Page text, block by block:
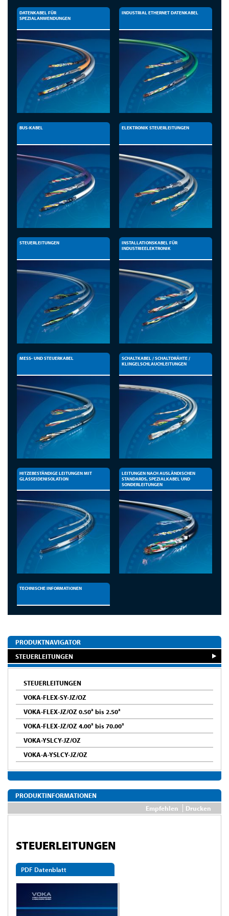
DATENKABEL FÜR
SPEZIALANWENDUNGEN
INDUSTRIAL ETHERNET DATENKABEL
BUS-KABEL ELEKTRONIK STEUERLEITUNGEN
STEUERLEITUNGEN
INSTALLATIONSKABEL FÜR
INDUSTRIEELEKTRONIK
MESS- UND STEUERKABEL
SCHALTKABEL / SCHALTDRÄHTE /
KLINGELSCHLAUCHLEITUNGEN
HITZEBESTÄNDIGE LEITUNGEN MIT
GLASSEIDENISOLATION
LEITUNGEN NACH AUSLÄNDISCHEN
STANDARDS, SPEZIALKABEL UND
SONDERLEITUNGEN
TECHNISCHE INFORMATIONEN
PRODUKTNAVIGATOR
STEUERLEITUNGEN
STEUERLEITUNGEN
VOKA-FLEX-SY-JZ/OZ
VOKA-FLEX-JZ/OZ 0.50² bis 2.50²
VOKA-FLEX-JZ/OZ 4.00² bis 70.00²
VOKA-YSLCY-JZ/OZ
VOKA-A-YSLCY-JZ/OZ
PRODUKTINFORMATIONEN
Empfehlen
Drucken
STEUERLEITUNGEN
PDF Datenblatt